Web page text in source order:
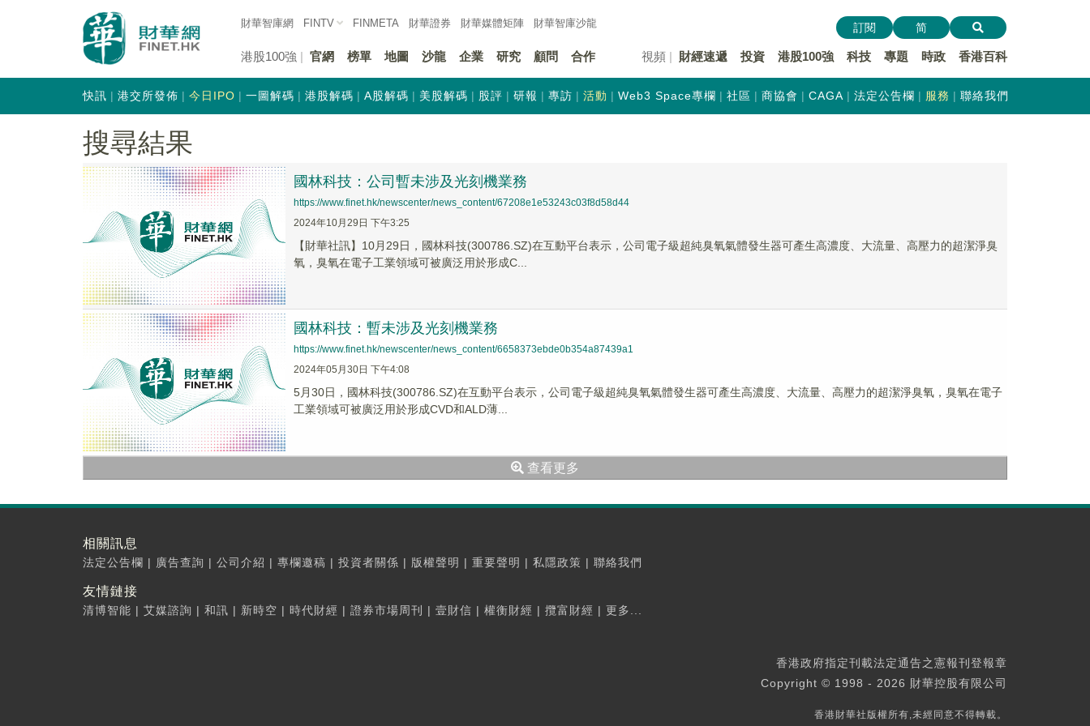
財華智庫網 FINTV FINMETA 財華證券 財華媒體矩陣 財華智庫沙龍
港股100強 官網 榜單 地圖 沙龍 企業 研究 顧問 合作 視頻 財經速遞 投資 港股100強 科技 專題 時政 香港百科
訂閱 简
快訊 港交所發佈 今日IPO 一圖解碼 港股解碼 A股解碼 美股解碼 股評 研報 專訪 活動 Web3 Space專欄 社區 商協會 CAGA 法定公告欄 服務 聯絡我們
搜尋結果
國林科技：公司暫未涉及光刻機業務
https://www.finet.hk/newscenter/news_content/67208e1e53243c03f8d58d44
2024年10月29日 下午3:25
【財華社訊】10月29日，國林科技(300786.SZ)在互動平台表示，公司電子級超純臭氧氣體發生器可產生高濃度、大流量、高壓力的超潔淨臭
氧，臭氧在電子工業領域可被廣泛用於形成C...
國林科技：暫未涉及光刻機業務
https://www.finet.hk/newscenter/news_content/6658373ebde0b354a87439a1
2024年05月30日 下午4:08
5月30日，國林科技(300786.SZ)在互動平台表示，公司電子級超純臭氧氣體發生器可產生高濃度、大流量、高壓力的超潔淨臭氧，臭氧在電子
工業領域可被廣泛用於形成CVD和ALD薄...
查看更多
相關訊息
法定公告欄 | 廣告查詢 | 公司介紹 | 專欄邀稿 | 投資者關係 | 版權聲明 | 重要聲明 | 私隱政策 | 聯絡我們
友情鏈接
清博智能 | 艾媒諮詢 | 和訊 | 新時空 | 時代財經 | 證券市場周刊 | 壹財信 | 權衡財經 | 攬富財經 | 更多...
香港政府指定刊載法定通告之憲報刊登報章
Copyright © 1998 - 2026 財華控股有限公司
香港財華社版權所有,未經同意不得轉載。